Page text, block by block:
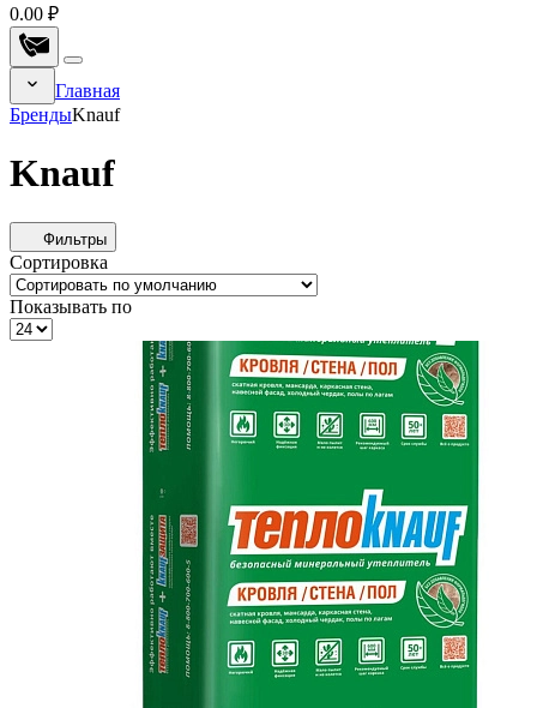
0.00 ₽
Главная
БрендыKnauf
Knauf
Фильтры
Сортировка
Показывать по